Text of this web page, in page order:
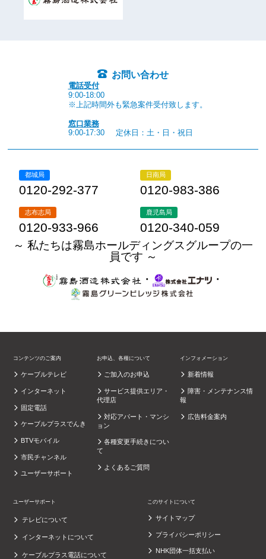
お問い合わせ
電話受付
9:00-18:00
※上記時間外も緊急案件受付致します。
窓口業務
9:00-17:30
定休日：土・日・祝日
都城局
0120-292-377
日南局
0120-983-386
志布志局
0120-933-966
鹿児島局
0120-340-059
～ 私たちは霧島ホールディングスグループの一
員です ～
・
・
コンテンツのご案内
ケーブルテレビ
インターネット
固定電話
ケーブルプラスでんき
BTVモバイル
市民チャンネル
ユーザーサポート
お申込、各種について
ご加入のお申込
サービス提供エリア・
代理店
対応アパート・マンシ
ョン
各種変更手続きについ
て
よくあるご質問
インフォメーション
新着情報
障害・メンテナンス情
報
広告料金案内
ユーザーサポート
テレビについて
インターネットについて
ケーブルプラス電話について
このサイトについて
サイトマップ
プライバシーポリシー
NHK団体一括支払い